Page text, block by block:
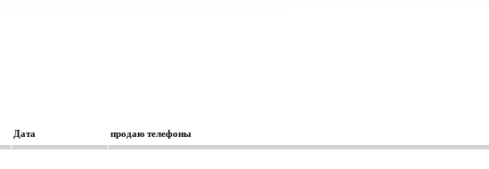
Дата продаю телефоны